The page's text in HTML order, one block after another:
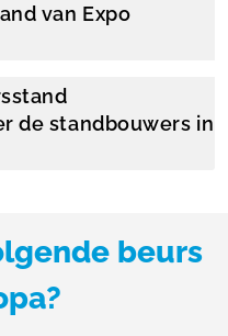
van Expo
de standbouwers in
beurs